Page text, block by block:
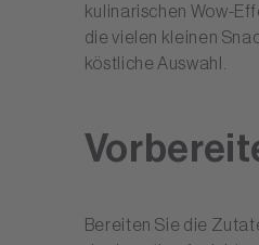
kulinarischen Wow-
die vielen kleinen
köstliche Auswahl.
Bereiten Sie die